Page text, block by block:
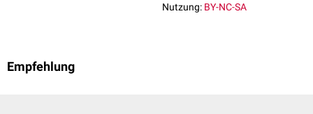
Nutzung: BY-NC-SA
Empfehlung